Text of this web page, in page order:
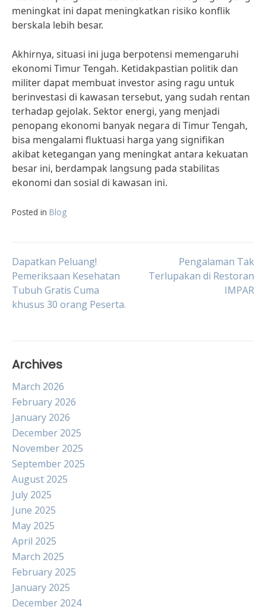
meningkat ini dapat meningkatkan risiko konflik
berskala lebih besar.
Akhirnya, situasi ini juga berpotensi memengaruhi
ekonomi Timur Tengah. Ketidakpastian politik dan
militer dapat membuat investor asing ragu untuk
berinvestasi di kawasan tersebut, yang sudah rentan
terhadap gejolak. Sektor energi, yang menjadi
penopang ekonomi banyak negara di Timur Tengah,
bisa mengalami fluktuasi harga yang signifikan
akibat ketegangan yang meningkat antara kekuatan
besar ini, berdampak langsung pada stabilitas
ekonomi dan sosial di kawasan ini.
Posted in Blog
Post
navigation
Dapatkan Peluang!
Pemeriksaan Kesehatan
Tubuh Gratis Cuma
khusus 30 orang Peserta.
Pengalaman Tak
Terlupakan di Restoran
IMPAR
Archives
March 2026
February 2026
January 2026
December 2025
November 2025
September 2025
August 2025
July 2025
June 2025
May 2025
April 2025
March 2025
February 2025
January 2025
December 2024